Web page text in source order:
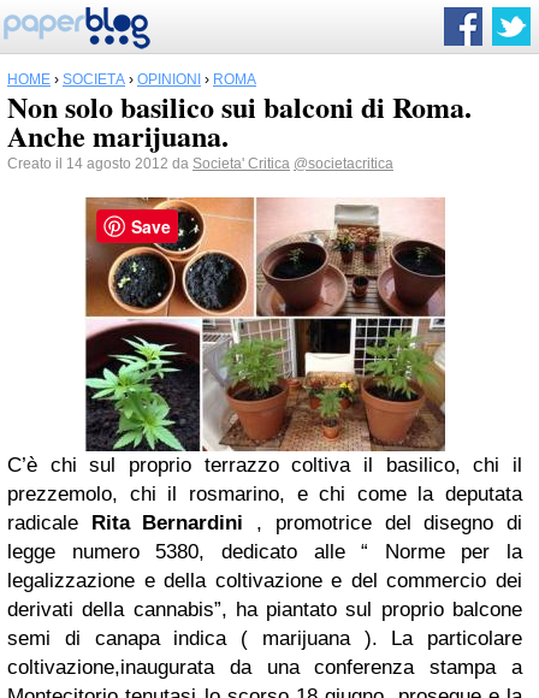
HOME › SOCIETÀ › OPINIONI › ROMA
Non solo basilico sui balconi di Roma.
Anche marijuana.
Creato il 14 agosto 2012 da Societa' Critica @societacritica
C’è chi sul proprio terrazzo coltiva il basilico, chi il
prezzemolo, chi il rosmarino, e chi come la deputata
radicale Rita Bernardini , promotrice del disegno di
legge numero 5380, dedicato alle “ Norme per la
legalizzazione e della coltivazione e del commercio dei
derivati della cannabis”, ha piantato sul proprio balcone
semi di canapa indica ( marijuana ). La particolare
coltivazione,inaugurata da una conferenza stampa a
Save